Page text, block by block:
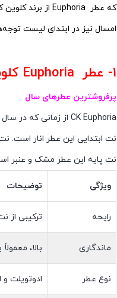
که عطر Euphoria از برند کلوین کلاین و عطر classic برند بربری که سال‌ها است در لیست محبوب‌ترین‌ها قرار می‌گیرند
امسال نیز در ابتدای لیست
۱- عطر Euphoria کلوین کلاین
پرفروشترین عطرهای سال
CK Euphoria از زمانی که در سال ۲۰۰۵ معرفی شد تاکنون همیشه در لیست بهترین‌ها بوده است.
نت ابتدایی این عطر انار است.
نت پایه این عطر مشک و عنبر
ویژگی توضیحات
رایحه ترکیبی از
ماندگاری بالا، معمولاً بین 6
نوع عطر ادوتویلت و